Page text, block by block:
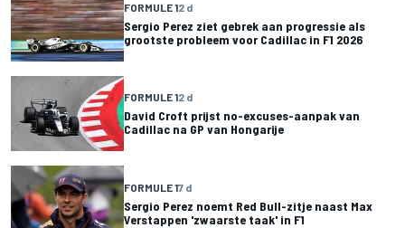
FORMULE 12 d
Sergio Perez ziet gebrek aan progressie als
grootste probleem voor Cadillac in F1 2026
FORMULE 12 d
David Croft prijst no-excuses-aanpak van
Cadillac na GP van Hongarije
FORMULE 17 d
Sergio Perez noemt Red Bull-zitje naast Max
Verstappen 'zwaarste taak' in F1